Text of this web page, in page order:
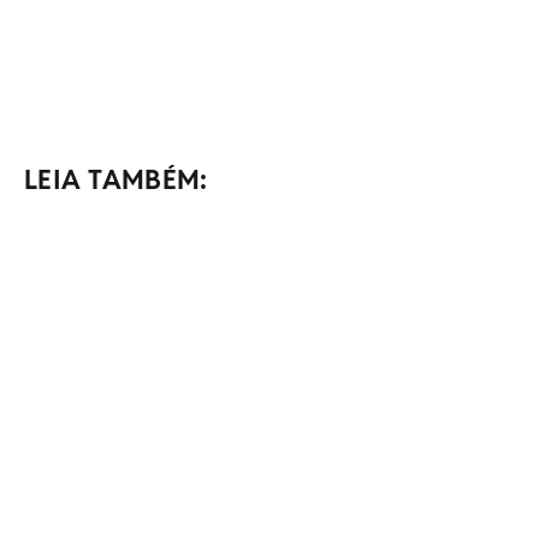
LEIA TAMBÉM: